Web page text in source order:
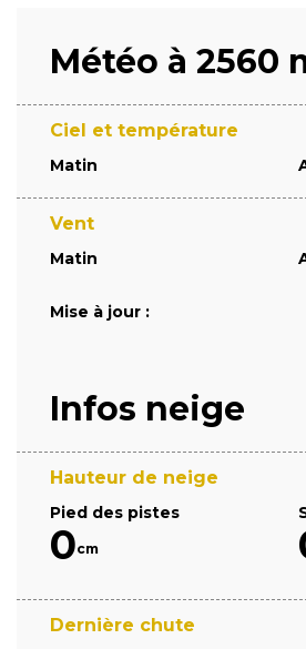
Météo à 2560
Ciel et température
Matin
Vent
Matin
Mise à jour :
Infos neige
Hauteur de neige
Pied des pistes
0cm
Dernière chute